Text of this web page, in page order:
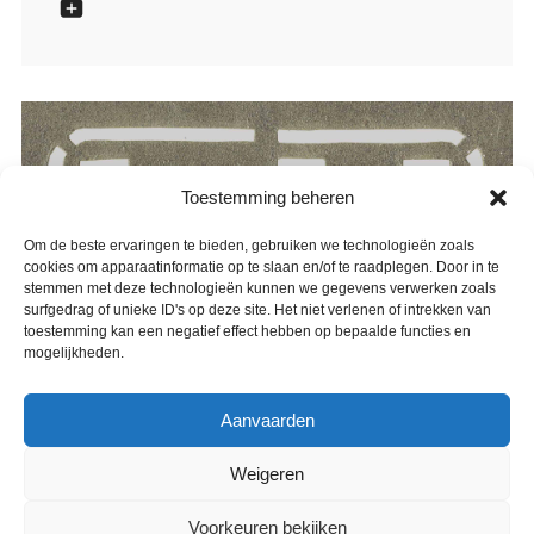
Toestemming beheren
Om de beste ervaringen te bieden, gebruiken we technologieën zoals
cookies om apparaatinformatie op te slaan en/of te raadplegen. Door in te
stemmen met deze technologieën kunnen we gegevens verwerken zoals
surfgedrag of unieke ID's op deze site. Het niet verlenen of intrekken van
toestemming kan een negatief effect hebben op bepaalde functies en
mogelijkheden.
Aanvaarden
Weigeren
Voorkeuren bekijken